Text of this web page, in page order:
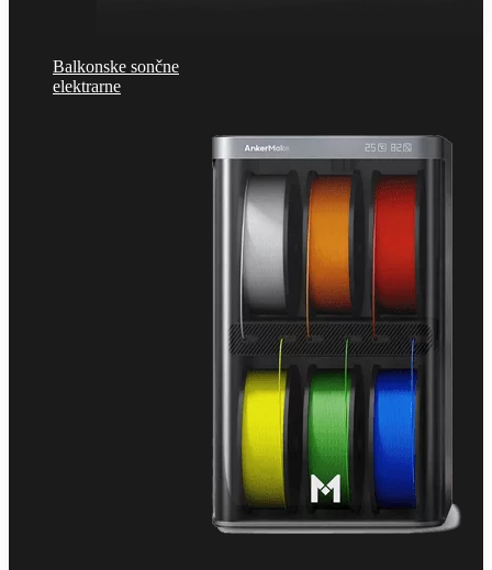
Balkonske sončne
elektrarne